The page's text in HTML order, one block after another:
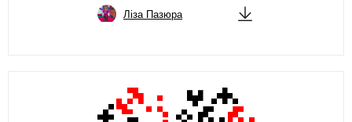
Ліза Пазюра